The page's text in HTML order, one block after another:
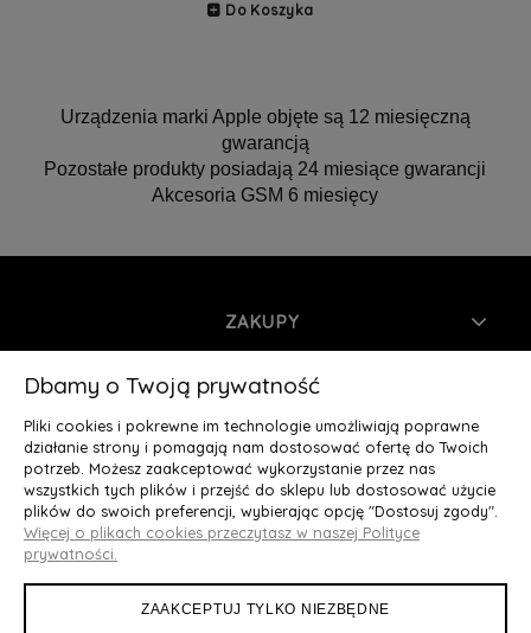
Do Koszyka
Urządzenia marki Apple objęte są 12 miesięczną
gwarancją
Pozostałe produkty posiadają 24 miesiące gwarancji
Akcesoria GSM 6 miesięcy
ZAKUPY
INFORMACJE
MOJE KONTO
O NAS
Deluxury.pl
Dbamy o Twoją prywatność
Pliki cookies i pokrewne im technologie umożliwiają poprawne
działanie strony i pomagają nam dostosować ofertę do Twoich
potrzeb. Możesz zaakceptować wykorzystanie przez nas
wszystkich tych plików i przejść do sklepu lub dostosować użycie
plików do swoich preferencji, wybierając opcję "Dostosuj zgody".
Więcej o plikach cookies przeczytasz w naszej Polityce
prywatności.
ZAAKCEPTUJ TYLKO NIEZBĘDNE